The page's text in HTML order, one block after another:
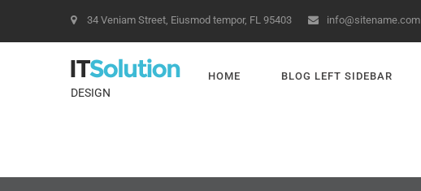
34 Veniam Street, Eiusmod tempor, FL 95403 info@sitename.com
DESIGN
HOME BLOG LEFT SIDEBAR